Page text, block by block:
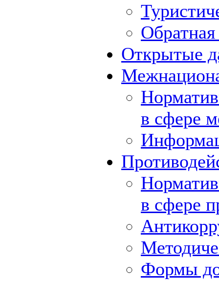
Обратная
Открытые
в сфере
в сфере
Формы